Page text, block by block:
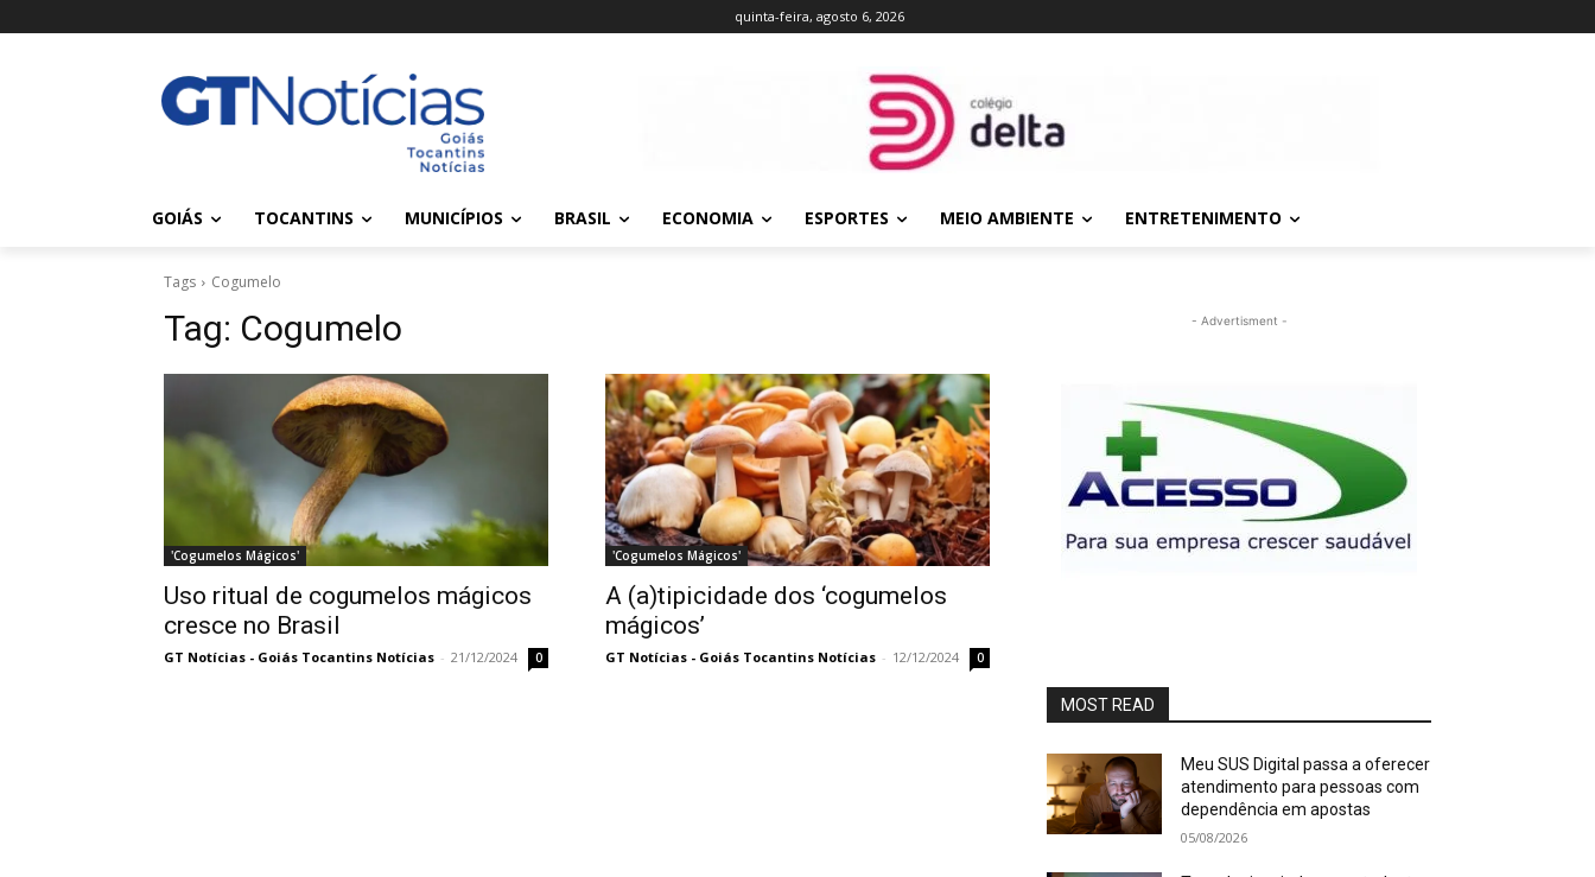
quinta-feira, agosto 6, 2026
GOIÁS TOCANTINS MUNICÍPIOS BRASIL ECONOMIA ESPORTES MEIO AMBIENTE ENTRETENIMENTO
Tags Cogumelo
Tag: Cogumelo
'Cogumelos Mágicos'
Uso ritual de cogumelos mágicos
cresce no Brasil
GT Notícias - Goiás Tocantins Notícias - 21/12/2024 0
'Cogumelos Mágicos'
A (a)tipicidade dos ‘cogumelos
mágicos’
GT Notícias - Goiás Tocantins Notícias - 12/12/2024 0
- Advertisment -
MOST READ
Meu SUS Digital passa a oferecer
atendimento para pessoas com
dependência em apostas
05/08/2026